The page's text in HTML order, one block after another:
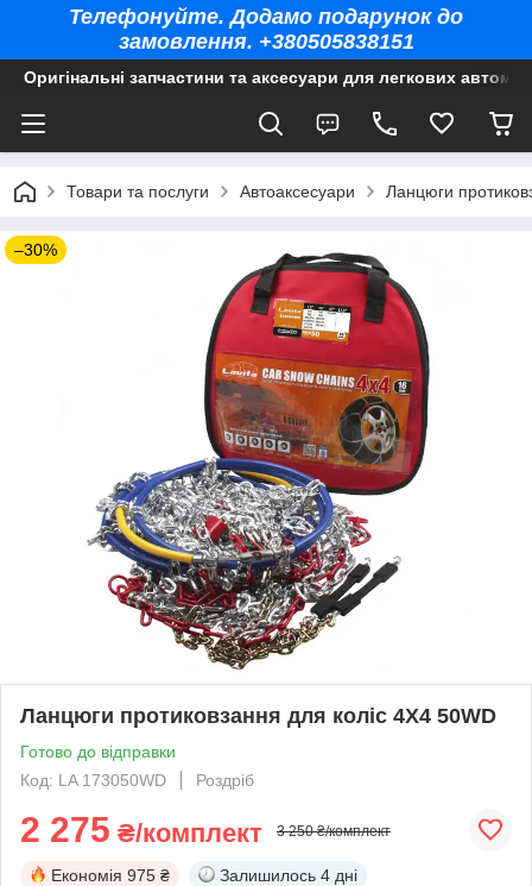
Телефонуйте. Додамо подарунок до
замовлення. +380505838151
Оригінальні запчастини та аксесуари для легкових
Товари та послуги Автоаксесуари Ланцюги
–30%
Ланцюги протиковзання для коліс 4Х4 50WD
Готово до відправки
Код: LA 173050WD
Роздріб
2 275 ₴/комплект 3 250 ₴/комплект
Економія 975 ₴ Залишилось 4 дні